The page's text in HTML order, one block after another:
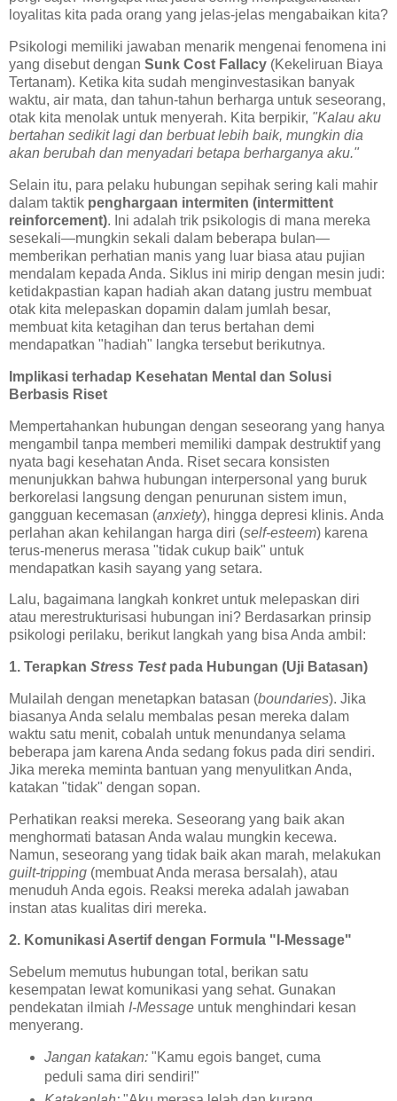
loyalitas kita pada orang yang jelas-jelas mengabaikan kita?
Psikologi memiliki jawaban menarik mengenai fenomena ini
yang disebut dengan Sunk Cost Fallacy (Kekeliruan Biaya
Tertanam). Ketika kita sudah menginvestasikan banyak
waktu, air mata, dan tahun-tahun berharga untuk seseorang,
otak kita menolak untuk menyerah. Kita berpikir, "Kalau aku
bertahan sedikit lagi dan berbuat lebih baik, mungkin dia
akan berubah dan menyadari betapa berharganya aku."
Selain itu, para pelaku hubungan sepihak sering kali mahir
dalam taktik penghargaan intermiten (intermittent
reinforcement). Ini adalah trik psikologis di mana mereka
sesekali—mungkin sekali dalam beberapa bulan—
memberikan perhatian manis yang luar biasa atau pujian
mendalam kepada Anda. Siklus ini mirip dengan mesin judi:
ketidakpastian kapan hadiah akan datang justru membuat
otak kita melepaskan dopamin dalam jumlah besar,
membuat kita ketagihan dan terus bertahan demi
mendapatkan "hadiah" langka tersebut berikutnya.
Implikasi terhadap Kesehatan Mental dan Solusi
Berbasis Riset
Mempertahankan hubungan dengan seseorang yang hanya
mengambil tanpa memberi memiliki dampak destruktif yang
nyata bagi kesehatan Anda. Riset secara konsisten
menunjukkan bahwa hubungan interpersonal yang buruk
berkorelasi langsung dengan penurunan sistem imun,
gangguan kecemasan (anxiety), hingga depresi klinis. Anda
perlahan akan kehilangan harga diri (self-esteem) karena
terus-menerus merasa "tidak cukup baik" untuk
mendapatkan kasih sayang yang setara.
Lalu, bagaimana langkah konkret untuk melepaskan diri
atau merestrukturisasi hubungan ini? Berdasarkan prinsip
psikologi perilaku, berikut langkah yang bisa Anda ambil:
1. Terapkan Stress Testpada Hubungan (Uji Batasan)
Mulailah dengan menetapkan batasan (boundaries). Jika
biasanya Anda selalu membalas pesan mereka dalam
waktu satu menit, cobalah untuk menundanya selama
beberapa jam karena Anda sedang fokus pada diri sendiri.
Jika mereka meminta bantuan yang menyulitkan Anda,
katakan "tidak" dengan sopan.
Perhatikan reaksi mereka. Seseorang yang baik akan
menghormati batasan Anda walau mungkin kecewa.
Namun, seseorang yang tidak baik akan marah, melakukan
guilt-tripping (membuat Anda merasa bersalah), atau
menuduh Anda egois. Reaksi mereka adalah jawaban
instan atas kualitas diri mereka.
2. Komunikasi Asertif dengan Formula "I-Message"
Sebelum memutus hubungan total, berikan satu
kesempatan lewat komunikasi yang sehat. Gunakan
pendekatan ilmiah I-Message untuk menghindari kesan
menyerang.
Jangan katakan:"Kamu egois banget, cuma
peduli sama diri sendiri!"